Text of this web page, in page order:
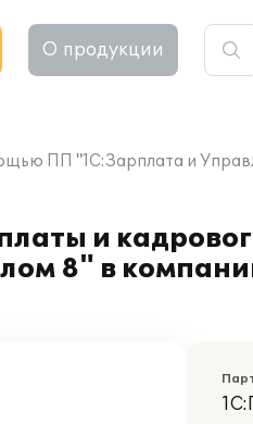
О продукции
ПП "1С:Зарплата и
и
8" в